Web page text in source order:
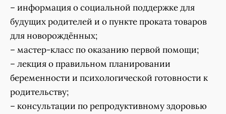
– информация о социальной поддержке для
будущих родителей и о пункте проката товаров
для новорождённых;
– мастер-класс по оказанию первой помощи;
– лекция о правильном планировании
беременности и психологической готовности к
родительству;
– консультации по репродуктивному здоровью